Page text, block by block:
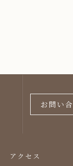
お問い
アクセス